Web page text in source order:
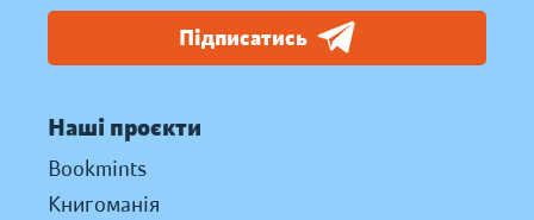
Підписатись
Наші проєкти
Bookmints
Книгоманія